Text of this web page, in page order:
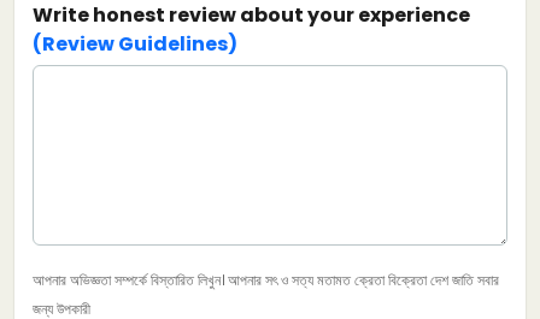
Write honest review about your experience
(Review Guidelines)
আপনার অভিজ্ঞতা সম্পর্কে বিস্তারিত লিখুন। আপনার সৎ ও সত্য মতামত ক্রেতা বিক্রেতা দেশ জাতি সবার
জন্য উপকারী